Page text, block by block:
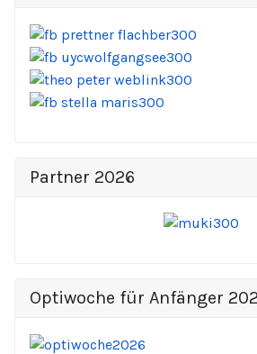
Partner 2026
Optiwoche für Anfänger